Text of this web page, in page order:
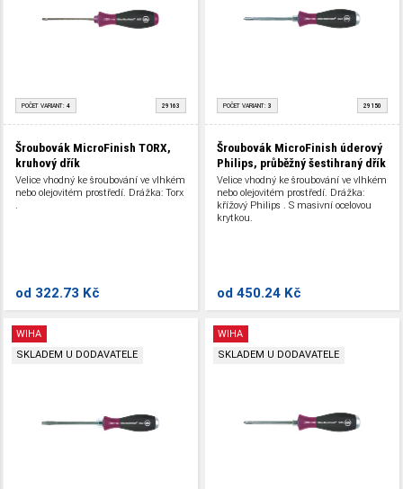
POČET VARIANT: 4 29163
Šroubovák MicroFinish TORX,
kruhový dřík
Velice vhodný ke šroubování ve vlhkém
nebo olejovitém prostředí. Drážka: Torx
.
od 322.73 Kč
POČET VARIANT: 3 29150
Šroubovák MicroFinish úderový
Philips, průběžný šestihraný dřík
Velice vhodný ke šroubování ve vlhkém
nebo olejovitém prostředí. Drážka:
křížový Philips . S masivní ocelovou
krytkou.
od 450.24 Kč
WIHA
SKLADEM U DODAVATELE
WIHA
SKLADEM U DODAVATELE